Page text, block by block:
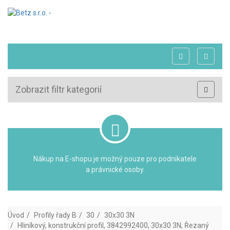
Zobrazit filtr kategorií
Nákup na E-shopu je možný pouze pro podnikatele
a právnické osoby.
Úvod Profily řady B 30
30x30 3N
Hliníkový, konstrukční profil, 3842992400, 30x30 3N, Řezaný